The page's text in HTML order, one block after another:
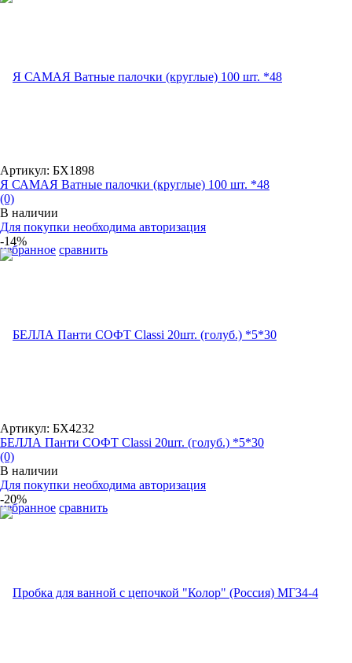
избранное сравнить
Артикул: БХ1898
Я САМАЯ Ватные палочки (круглые) 100 шт. *48
(0)
В наличии
Для покупки необходима авторизация
-14%
избранное сравнить
Артикул: БХ4232
БЕЛЛА Панти СОФТ Classi 20шт. (голуб.) *5*30
(0)
В наличии
Для покупки необходима авторизация
-20%